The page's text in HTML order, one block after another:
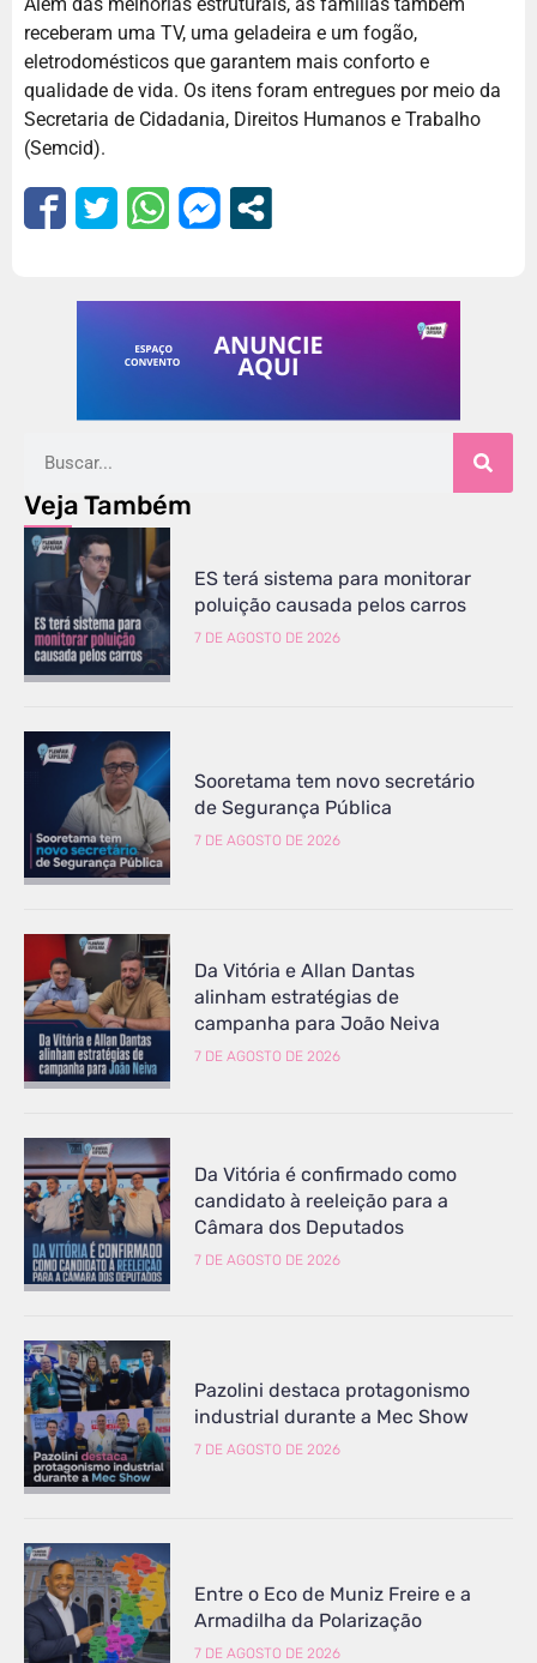
Além das melhorias estruturais, as famílias também
receberam uma TV, uma geladeira e um fogão,
eletrodomésticos que garantem mais conforto e
qualidade de vida. Os itens foram entregues por meio da
Secretaria de Cidadania, Direitos Humanos e Trabalho
(Semcid).
Veja Também
ES terá sistema para monitorar
poluição causada pelos carros
7 DE AGOSTO DE 2026
Sooretama tem novo secretário
de Segurança Pública
7 DE AGOSTO DE 2026
Da Vitória e Allan Dantas
alinham estratégias de
campanha para João Neiva
7 DE AGOSTO DE 2026
Da Vitória é confirmado como
candidato à reeleição para a
Câmara dos Deputados
7 DE AGOSTO DE 2026
Pazolini destaca protagonismo
industrial durante a Mec Show
7 DE AGOSTO DE 2026
Entre o Eco de Muniz Freire e a
Armadilha da Polarização
7 DE AGOSTO DE 2026